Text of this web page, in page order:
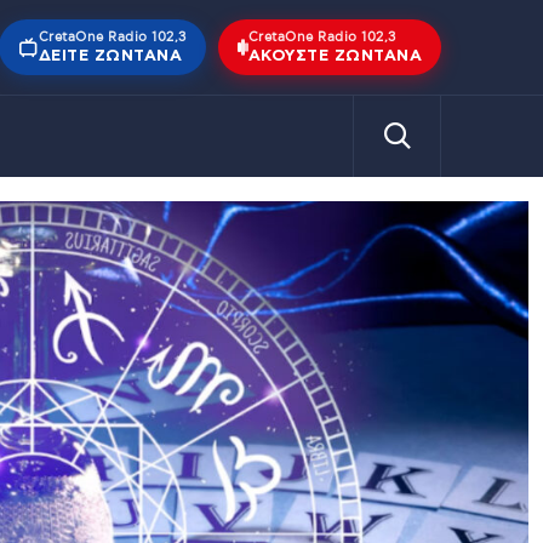
CretaOne Radio 102,3
ΔΕΊΤΕ ΖΩΝΤΑΝΆ
CretaOne Radio 102,3
ΑΚΟΎΣΤΕ ΖΩΝΤΑΝΆ